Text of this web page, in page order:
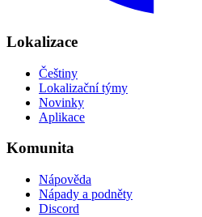
Lokalizace
Češtiny
Lokalizační týmy
Novinky
Aplikace
Komunita
Nápověda
Nápady a podněty
Discord